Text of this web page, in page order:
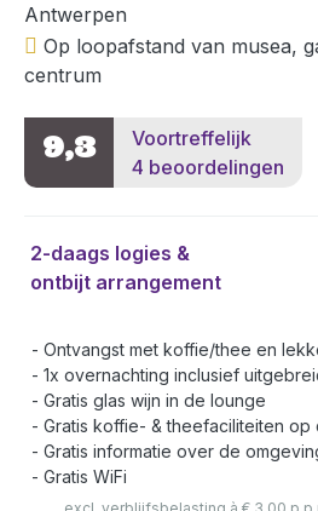
Antwerpen
Op loopafstand van musea,
centrum
9,3
Voortreffelijk
4 beoordelingen
2-daags logies &
ontbijt arrangement
Ontvangst met koffie/thee en
1x overnachting inclusief
Gratis glas wijn in de lounge
Gratis koffie- & theefaciliteiten op
Gratis informatie over de
Gratis WiFi